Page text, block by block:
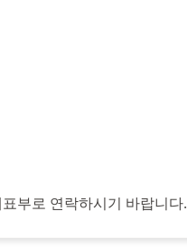
부로 연락하시기 바랍니다.